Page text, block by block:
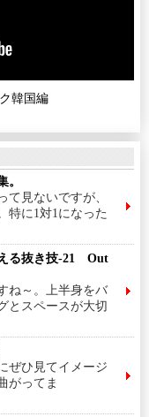
韓国編
。
て見ないですが、
特に1対1になった
る抜き技-21 Out
ね～。上半身をバ
とスペースが大切
ぜひ見てイメージ
がってま